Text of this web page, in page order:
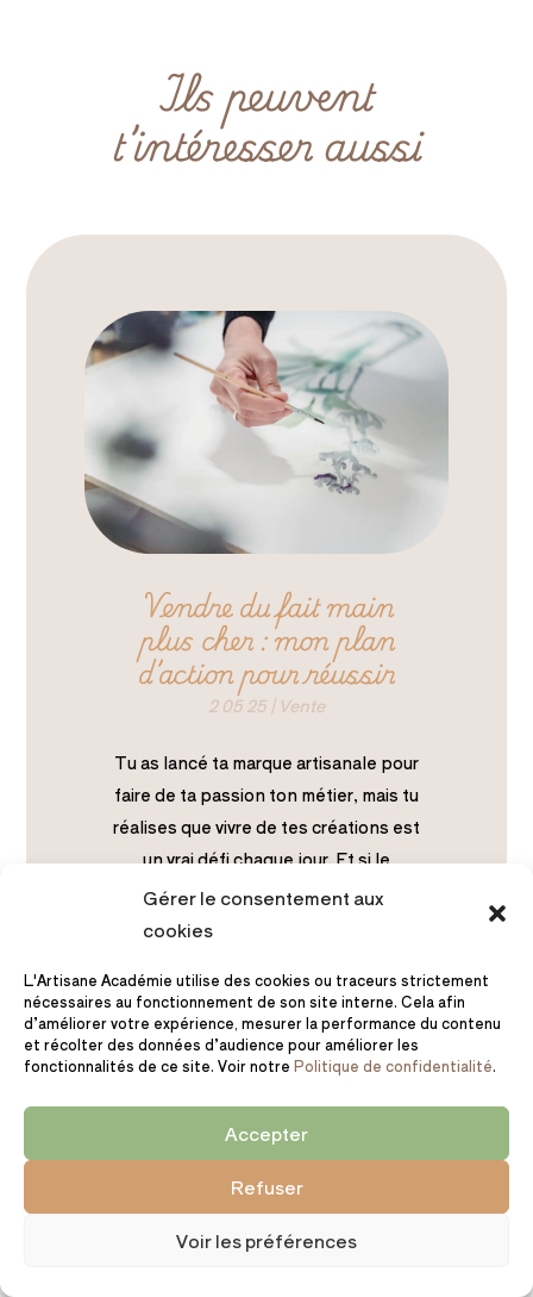
Gérer le consentement aux
cookies
L'Artisane Académie utilise des cookies ou traceurs strictement
nécessaires au fonctionnement de son site interne. Cela afin
d’améliorer votre expérience, mesurer la performance du contenu
et récolter des données d’audience pour améliorer les
fonctionnalités de ce site. Voir notre Politique de confidentialité.
Accepter
Refuser
Voir les préférences
Ils peuvent
t’intéresser aussi
Vendre du fait main
plus cher : mon plan
d’action pour réussir
2 05 25| Vente
Tu as lancé ta marque artisanale pour
faire de ta passion ton métier, mais tu
réalises que vivre de tes créations est
un vrai défi chaque jour. Et si le
problème ne venait pas de tes objets
faits main, mais de la façon dont tu les
article…